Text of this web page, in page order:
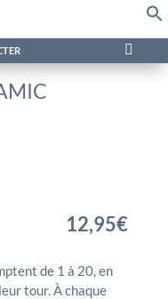

12,95€
de 1 à 20, en
tour. À chaque